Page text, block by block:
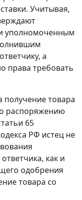
Учитывая,
уполномоченным
а
права требовать
получение товара
распоряжению
65
РФ истец не
как и
одобрения
товара со